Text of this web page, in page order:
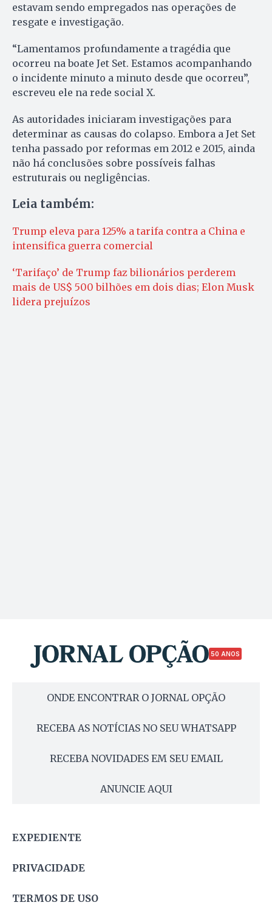
estavam sendo empregados nas operações de
resgate e investigação. ​
“Lamentamos profundamente a tragédia que
ocorreu na boate Jet Set. Estamos acompanhando
o incidente minuto a minuto desde que ocorreu”,
escreveu ele na rede social X.
As autoridades iniciaram investigações para
determinar as causas do colapso. Embora a Jet Set
tenha passado por reformas em 2012 e 2015, ainda
não há conclusões sobre possíveis falhas
estruturais ou negligências. ​
Leia também:
Trump eleva para 125% a tarifa contra a China e
intensifica guerra comercial
‘Tarifaço’ de Trump faz bilionários perderem
mais de US$ 500 bilhões em dois dias; Elon Musk
lidera prejuízos
50 ANOS
ONDE ENCONTRAR O JORNAL OPÇÃO
RECEBA AS NOTÍCIAS NO SEU WHATSAPP
RECEBA NOVIDADES EM SEU EMAIL
ANUNCIE AQUI
EXPEDIENTE
PRIVACIDADE
TERMOS DE USO